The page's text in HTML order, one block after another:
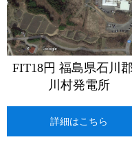
FIT18円 福島県石川
川村発電所
詳細はこちら